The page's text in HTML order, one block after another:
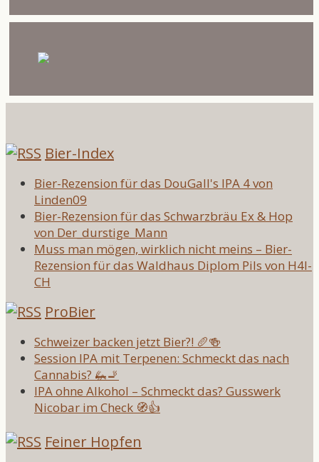
Bier-Index
Bier-Rezension für das DouGall's IPA 4 von
Linden09
Bier-Rezension für das Schwarzbräu Ex & Hop
von Der_durstige_Mann
Muss man mögen, wirklich nicht meins – Bier-
Rezension für das Waldhaus Diplom Pils von H4l-
CH
ProBier
Schweizer backen jetzt Bier?! 🥖🍻
Session IPA mit Terpenen: Schmeckt das nach
Cannabis? 🦗🚬
IPA ohne Alkohol – Schmeckt das? Gusswerk
Nicobar im Check 🧭👍
Feiner Hopfen